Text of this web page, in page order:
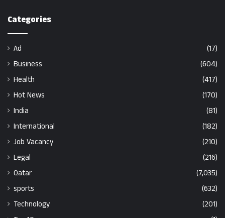
Categories
Ad
(17)
Business
(604)
Health
(417)
Hot News
(170)
India
(81)
International
(182)
Job Vacancy
(210)
Legal
(216)
Qatar
(7,035)
sports
(632)
Technology
(201)